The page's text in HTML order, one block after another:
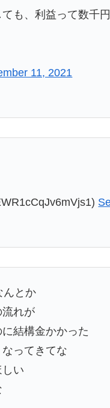
も、利益って数千
11, 2021
んとか
れが
結構金かかった
ってきてな
い